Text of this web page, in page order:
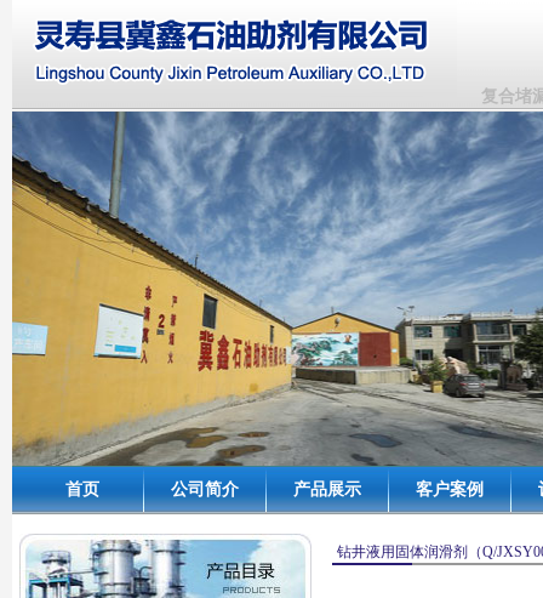
复合堵
首页 公司简介 产品展示 客户案例
钻井液用固体润滑剂（Q/